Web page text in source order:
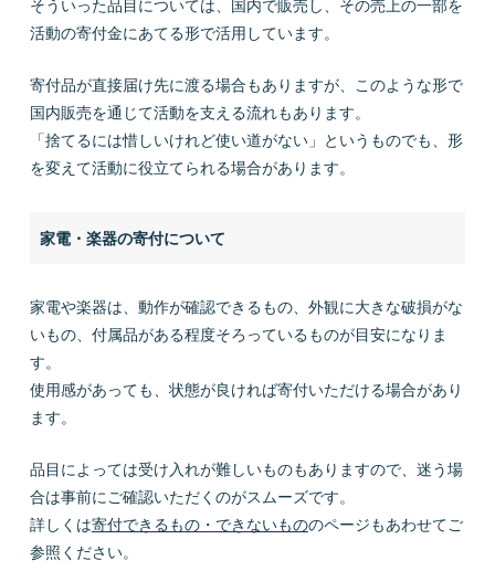
そういった品目については、国内で販売し、その売上の一部を
活動の寄付金にあてる形で活用しています。
寄付品が直接届け先に渡る場合もありますが、このような形で
国内販売を通じて活動を支える流れもあります。
「捨てるには惜しいけれど使い道がない」というものでも、形
を変えて活動に役立てられる場合があります。
家電・楽器の寄付について
家電や楽器は、動作が確認できるもの、外観に大きな破損がな
いもの、付属品がある程度そろっているものが目安になりま
す。
使用感があっても、状態が良ければ寄付いただける場合があり
ます。
品目によっては受け入れが難しいものもありますので、迷う場
合は事前にご確認いただくのがスムーズです。
詳しくは寄付できるもの・できないもののページもあわせてご
参照ください。